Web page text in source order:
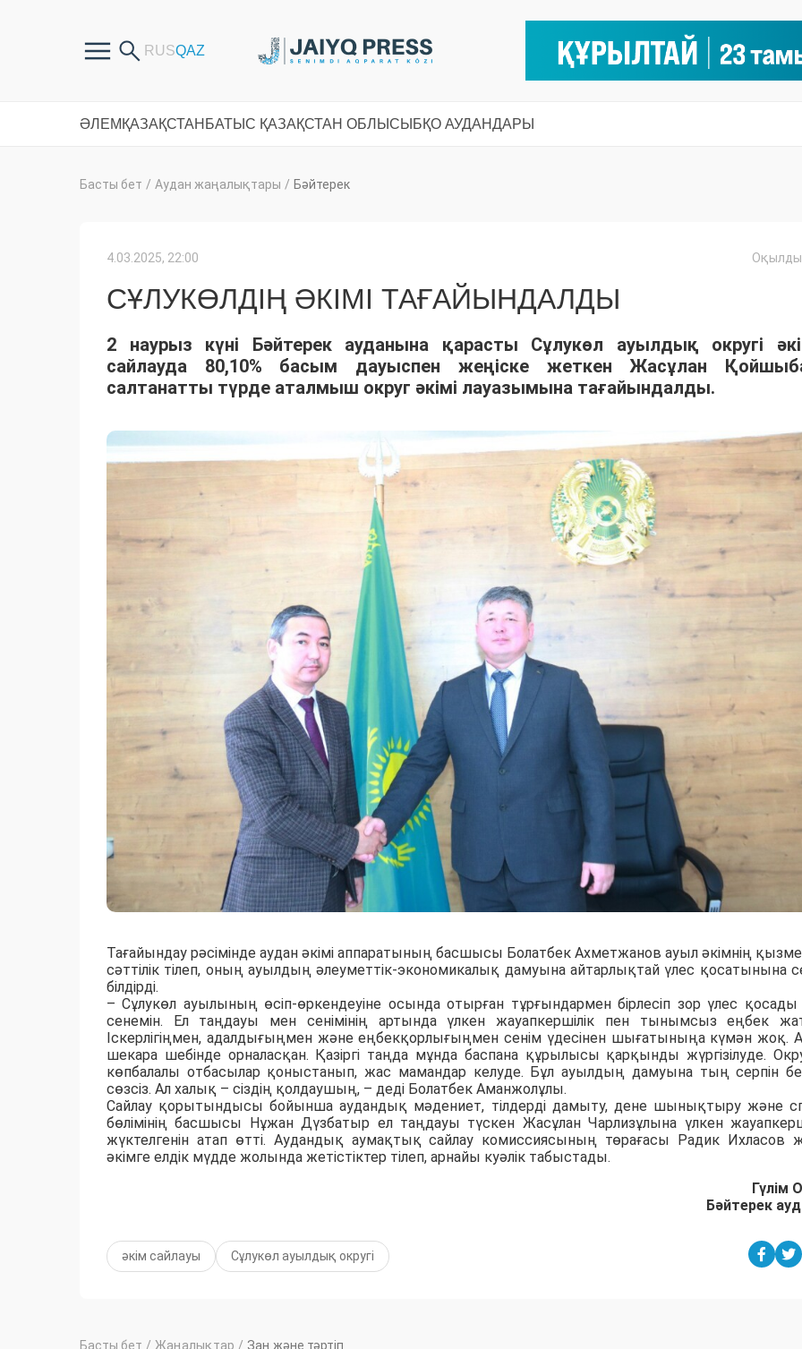
ӘЛЕМ ҚАЗАҚСТАН БАТЫС ҚАЗАҚСТАН ОБЛЫСЫ БҚО АУДАНДАРЫ
Басты бет / Аудан жаңалықтары / Бәйтерек
4.03.2025, 22:00
СҰЛУКӨЛДІҢ ӘКІМІ ТАҒАЙЫНДАЛДЫ
2 наурыз күні Бәйтерек ауданына қарасты Сұлукөл ауылдық округі
сайлауда 80,10% басым дауыспен жеңіске жеткен Жасұлан
салтанатты түрде аталмыш округ әкімі лауазымына тағайындалды.
Тағайындау рәсімінде аудан әкімі аппаратының басшысы Болатбек Ахметжанов ауыл әкімнің
сәттілік тілеп, оның ауылдың әлеуметтік-экономикалық дамуына айтарлықтай үлес қосатынына
білдірді.
– Сұлукөл ауылының өсіп-өркендеуіне осында отырған тұрғындармен бірлесіп зор үлес
сенемін. Ел таңдауы мен сенімінің артында үлкен жауапкершілік пен тынымсыз еңбек
Іскерлігіңмен, адалдығыңмен және еңбекқорлығыңмен сенім үдесінен шығатыныңа күмән жоқ.
шекара шебінде орналасқан. Қазіргі таңда мұнда баспана құрылысы қарқынды жүргізілуде.
көпбалалы отбасылар қоныстанып, жас мамандар келуде. Бұл ауылдың дамуына тың серпін
сөзсіз. Ал халық – сіздің қолдаушың, – деді Болатбек Аманжолұлы.
Сайлау қорытындысы бойынша аудандық мәдениет, тілдерді дамыту, дене шынықтыру және
бөлімінің басшысы Нұжан Дүзбатыр ел таңдауы түскен Жасұлан Чарлизұлына үлкен
жүктелгенін атап өтті. Аудандық аумақтық сайлау комиссиясының төрағасы Радик Ихласов
әкімге елдік мүдде жолында жетістіктер тілеп, арнайы куәлік табыстады.
Гүлім
Бәйтерек
әкім сайлауы Сұлукөл ауылдық округі
Басты бет / Жаңалықтар / Заң және тәртіп